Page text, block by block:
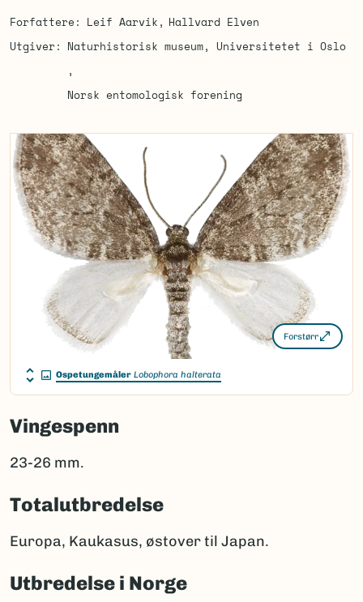
Forfattere Leif Aarvik
Hallvard Elven
Utgiver
Naturhistorisk museum, Universitetet i Oslo
Norsk entomologisk forening
Forstørr
Ospetungemåler Lobophora halterata
Vingespenn
23-26 mm.
Totalutbredelse
Europa, Kaukasus, østover til Japan.
Utbredelse i Norge